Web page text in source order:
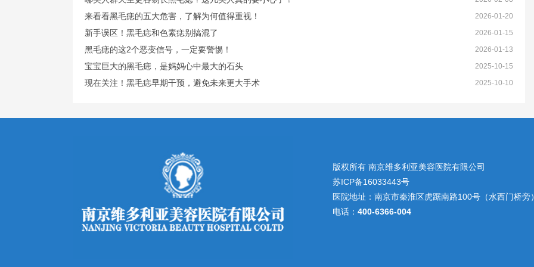
来看看黑毛痣的五大危害，了解为何值得重视！ 2026-01-20
新手误区！黑毛痣和色素痣别搞混了 2026-01-15
黑毛痣的这2个恶变信号，一定要警惕！ 2026-01-13
宝宝巨大的黑毛痣，是妈妈心中最大的石头 2025-10-15
现在关注！黑毛痣早期干预，避免未来更大手术 2025-10-10
版权所有 南京维多利亚美容医院有限公司
苏ICP备16033443号
医院地址：南京市秦淮区虎踞南路100号（水西门桥旁
电话： 400-6366-004